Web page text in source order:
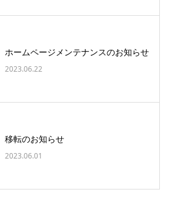
ホームページメンテナンスのお知らせ
2023.06.22
移転のお知らせ
2023.06.01